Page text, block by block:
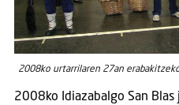
2008ko urtarrilaren 27an
2008ko Idiazabalgo San